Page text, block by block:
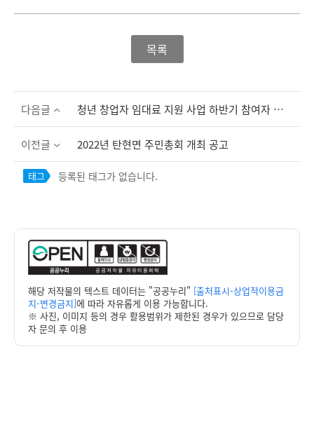
목록
다음글 청년 창업자 임대료 지원 사업 하반기 참여자 추가모집 공고
이전글 2022년 탄현면 주민총회 개최 공고
태그 등록된 태그가 없습니다.
해당 저작물의 텍스트 데이터는 "공공누리" [출처표시-상업적이용금
지-변경금지]에 따라 자유롭게 이용 가능합니다.
※ 사진, 이미지 등의 경우 활용범위가 제한된 경우가 있으므로 담당
자 문의 후 이용